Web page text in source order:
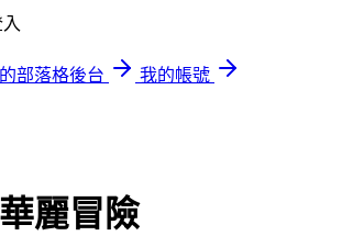
部落格後台
我的帳號
麗冒險